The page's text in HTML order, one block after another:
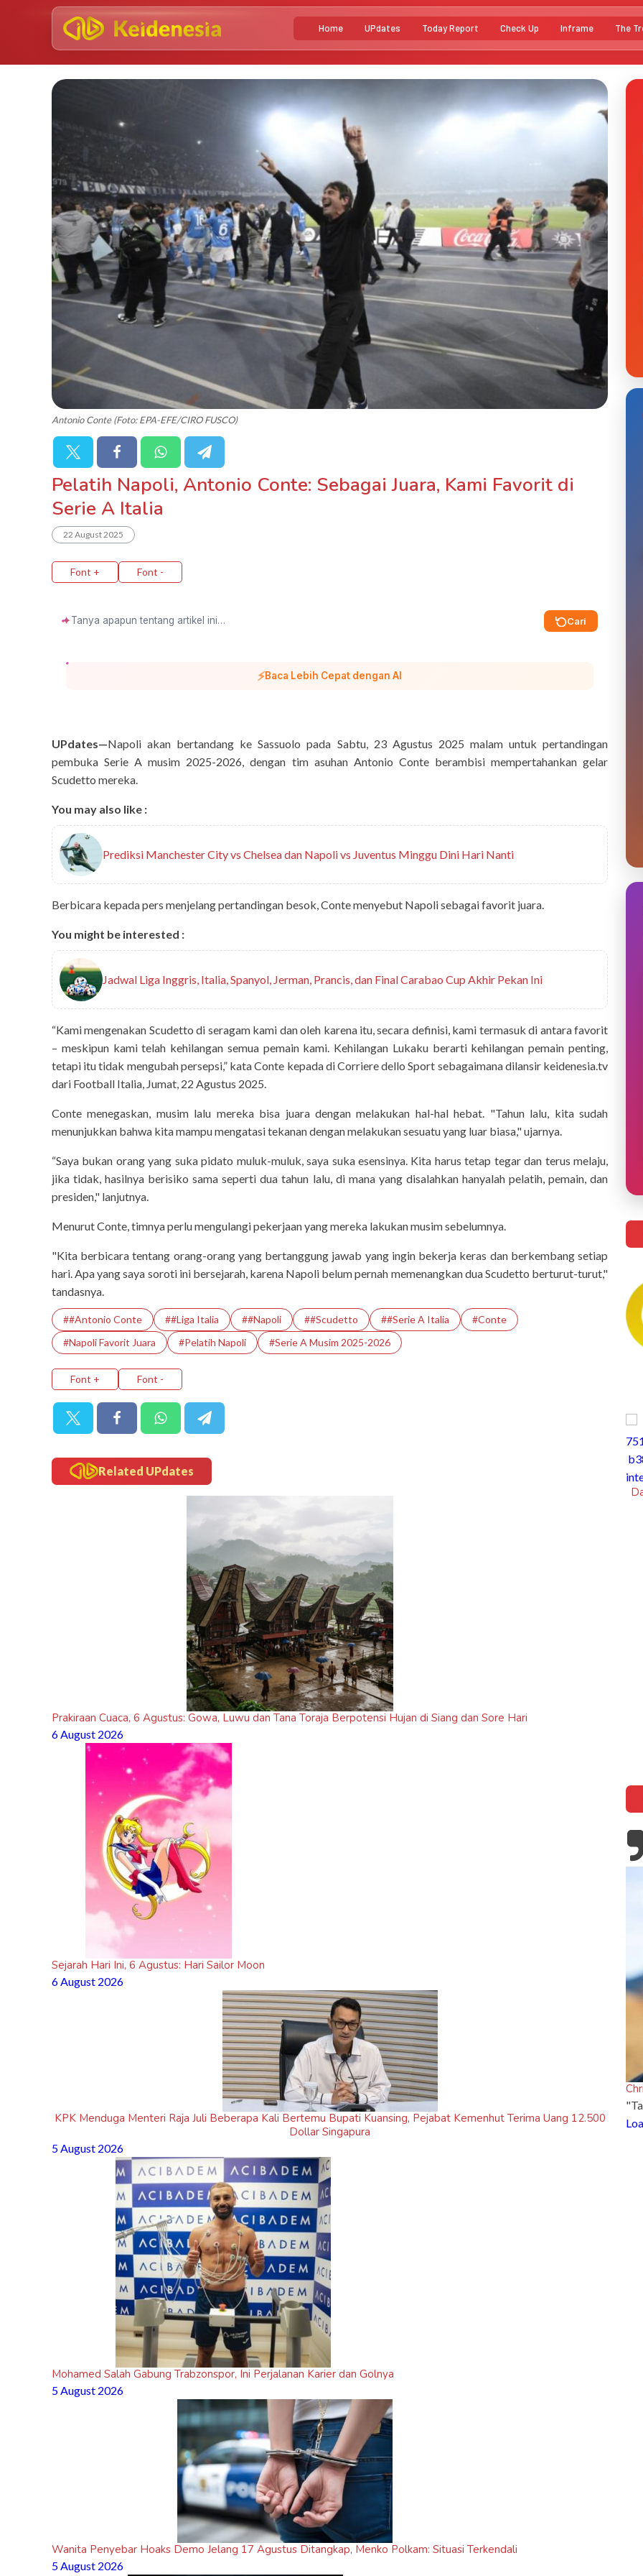
Home UPdates Today Report Check Up Inframe The
Antonio Conte (Foto: EPA-EFE/CIRO FUSCO)
Pelatih Napoli, Antonio Conte: Sebagai Juara, Kami Favorit di
Serie A Italia
22 August 2025
Font + Font -
✦ Cari
⚡Baca Lebih Cepat dengan AI
UPdates—Napoli akan bertandang ke Sassuolo pada Sabtu, 23 Agustus 2025 malam untuk pertandingan
pembuka Serie A musim 2025-2026, dengan tim asuhan Antonio Conte berambisi mempertahankan gelar
Scudetto mereka.
You may also like :
Prediksi Manchester City vs Chelsea dan Napoli vs Juventus Minggu Dini Hari Nanti
Berbicara kepada pers menjelang pertandingan besok, Conte menyebut Napoli sebagai favorit juara.
You might be interested :
Jadwal Liga Inggris, Italia, Spanyol, Jerman, Prancis, dan Final Carabao Cup Akhir Pekan Ini
“Kami mengenakan Scudetto di seragam kami dan oleh karena itu, secara definisi, kami termasuk di antara favorit
– meskipun kami telah kehilangan semua pemain kami. Kehilangan Lukaku berarti kehilangan pemain penting,
tetapi itu tidak mengubah persepsi,” kata Conte kepada di Corriere dello Sport sebagaimana dilansir keidenesia.tv
dari Football Italia, Jumat, 22 Agustus 2025.
Conte menegaskan, musim lalu mereka bisa juara dengan melakukan hal-hal hebat. "Tahun lalu, kita sudah
menunjukkan bahwa kita mampu mengatasi tekanan dengan melakukan sesuatu yang luar biasa," ujarnya.
“Saya bukan orang yang suka pidato muluk-muluk, saya suka esensinya. Kita harus tetap tegar dan terus melaju,
jika tidak, hasilnya berisiko sama seperti dua tahun lalu, di mana yang disalahkan hanyalah pelatih, pemain, dan
presiden," lanjutnya.
Menurut Conte, timnya perlu mengulangi pekerjaan yang mereka lakukan musim sebelumnya.
"Kita berbicara tentang orang-orang yang bertanggung jawab yang ingin bekerja keras dan berkembang setiap
hari. Apa yang saya soroti ini bersejarah, karena Napoli belum pernah memenangkan dua Scudetto berturut-turut,"
tandasnya.
##Antonio Conte ##Liga Italia ##Napoli ##Scudetto ##Serie A Italia
#Conte
#Napoli Favorit Juara
#Pelatih Napoli #Serie A Musim 2025-2026
Font + Font -
Related UPdates
Prakiraan Cuaca, 6 Agustus: Gowa, Luwu dan Tana Toraja Berpotensi Hujan di Siang dan Sore Hari
6 August 2026
Sejarah Hari Ini, 6 Agustus: Hari Sailor Moon
6 August 2026
KPK Menduga Menteri Raja Juli Beberapa Kali Bertemu Bupati Kuansing, Pejabat Kemenhut Terima Uang 12.500
Dollar Singapura
5 August 2026
Mohamed Salah Gabung Trabzonspor, Ini Perjalanan Karier dan Golnya
5 August 2026
Wanita Penyebar Hoaks Demo Jelang 17 Agustus Ditangkap, Menko Polkam: Situasi Terkendali
5 August 2026
tipstrick
Tips Trick Today, Rabu 5 Agustus 2026
Danau Natron di Tanzania, Cantik